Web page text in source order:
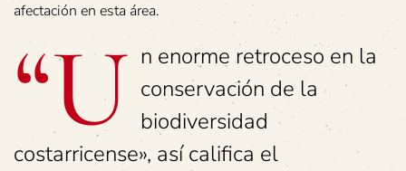
afectación en esta área.
“U n enorme retroceso en la
conservación de la
biodiversidad
costarricense», así califica el